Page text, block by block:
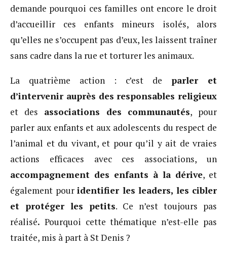
demande pourquoi ces familles ont encore le droit
d’accueillir ces enfants mineurs isolés, alors
qu’elles ne s’occupent pas d’eux, les laissent traîner
sans cadre dans la rue et torturer les animaux.
La quatrième action : c’est de parler et
d’intervenir auprès des responsables religieux
et des associations des communautés, pour
parler aux enfants et aux adolescents du respect de
l’animal et du vivant, et pour qu’il y ait de vraies
actions efficaces avec ces associations, un
accompagnement des enfants à la dérive, et
également pour identifier les leaders, les cibler
et protéger les petits. Ce n’est toujours pas
réalisé. Pourquoi cette thématique n’est-elle pas
traitée, mis à part à St Denis ?